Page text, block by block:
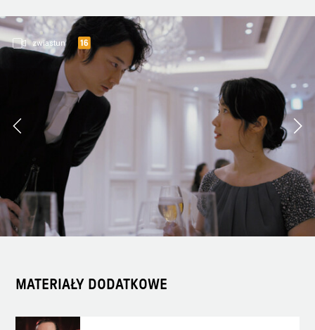
zwiastun
MATERIAŁY DODATKOWE